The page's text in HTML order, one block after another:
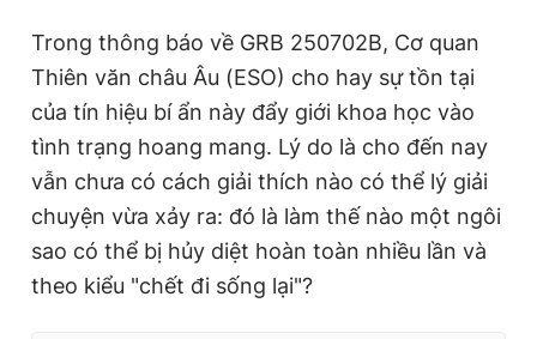
Trong thông báo về GRB 250702B, Cơ quan
Thiên văn châu Âu (ESO) cho hay sự tồn tại
của tín hiệu bí ẩn này đẩy giới khoa học vào
tình trạng hoang mang. Lý do là cho đến nay
vẫn chưa có cách giải thích nào có thể lý giải
chuyện vừa xảy ra: đó là làm thế nào một ngôi
sao có thể bị hủy diệt hoàn toàn nhiều lần và
theo kiểu "chết đi sống lại"?